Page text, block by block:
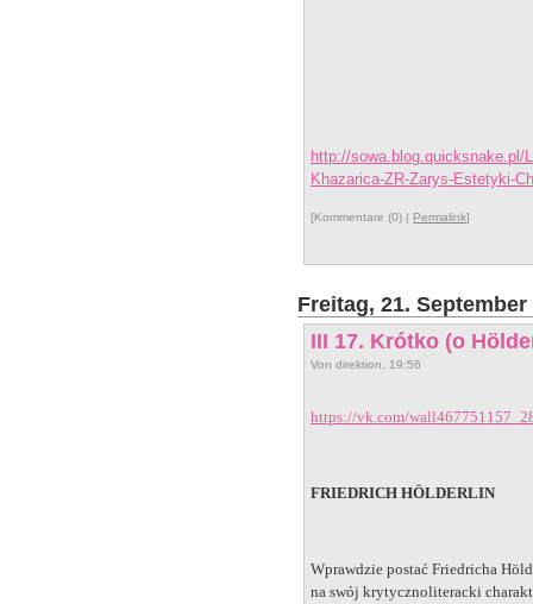
http://sowa.blog.quicksnake.pl/
Khazarica-ZR-Zarys-Estetyki-
[Kommentare (0) | Permalink]
Freitag, 21. September
III 17. Krótko (o
Von direktion, 19:56
https://vk.com/
FRIEDRICH HÖLDERLIN
Wprawdzie postać Friedricha
na swój krytycznoliteracki